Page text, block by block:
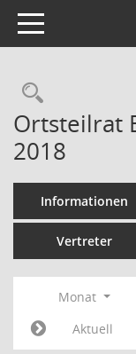
Toggle navigation
Ortsteilrat
2018
Informationen
Vertreter
Monat
Aktuell